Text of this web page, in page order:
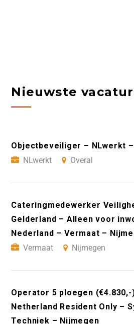
Nieuwste
Objectbeveiliger – NLwerkt
NLwerkt
Overal
Cateringmedewerker
Gelderland – Alleen voor
Nederland – Vermaat –
Vermaat
Nijmegen
Operator 5 ploegen (€4.830,-
Netherland Resident Only –
Techniek – Nijmegen